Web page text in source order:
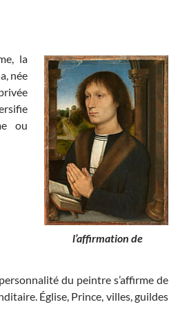
la
née
ou
l’affirmation de
du peintre s’affirme de
Église, Prince, villes, guildes